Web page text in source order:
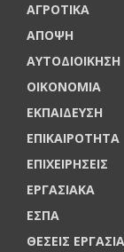
ΑΓΡΟΤΙΚΑ
ΑΠΟΨΗ
ΑΥΤΟΔΙΟΙΚΗΣΗ
ΟΙΚΟΝΟΜΙΑ
ΕΚΠΑΙΔΕΥΣΗ
ΕΠΙΚΑΙΡΟΤΗΤΑ
ΕΠΙΧΕΙΡΗΣΕΙΣ
ΕΡΓΑΣΙΑΚΑ
ΕΣΠΑ
ΘΕΣΕΙΣ